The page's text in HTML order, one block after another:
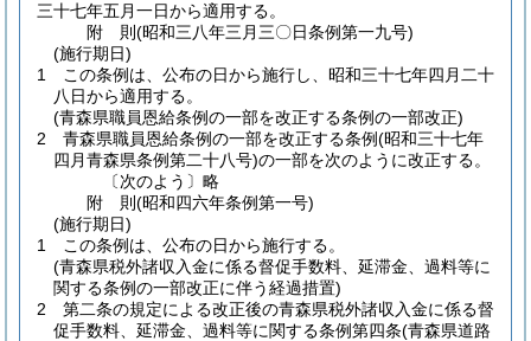
三十七年五月一日から適用する。
附 則(昭和三八年三月三〇日条例第一九号)
(施行期日)
1
この条例は、公布の日から施行し、昭和三十七年四月二十
八日から適用する。
(青森県職員恩給条例の一部を改正する条例の一部改正)
2
青森県職員恩給条例の一部を改正する条例(昭和三十七年
四月青森県条例第二十八号)の一部を次のように改正する。
〔次のよう〕略
附 則(昭和四六年条例第一号)
(施行期日)
1
この条例は、公布の日から施行する。
(青森県税外諸収入金に係る督促手数料、延滞金、過料等に
関する条例の一部改正に伴う経過措置)
2
第二条の規定による改正後の青森県税外諸収入金に係る督
促手数料、延滞金、過料等に関する条例第四条(青森県道路